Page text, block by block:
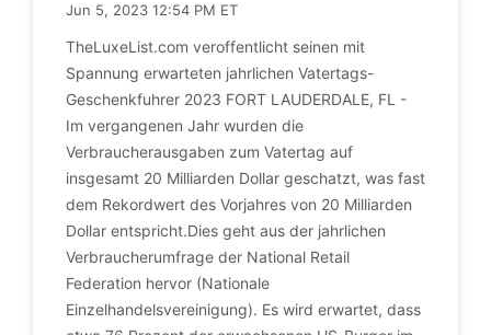
Jun 5, 2023 12:54 PM ET
TheLuxeList.com veroffentlicht seinen mit
Spannung erwarteten jahrlichen Vatertags-
Geschenkfuhrer 2023 FORT LAUDERDALE, FL -
Im vergangenen Jahr wurden die
Verbraucherausgaben zum Vatertag auf
insgesamt 20 Milliarden Dollar geschatzt, was fast
dem Rekordwert des Vorjahres von 20 Milliarden
Dollar entspricht.Dies geht aus der jahrlichen
Verbraucherumfrage der National Retail
Federation hervor (Nationale
Einzelhandelsvereinigung). Es wird erwartet, dass